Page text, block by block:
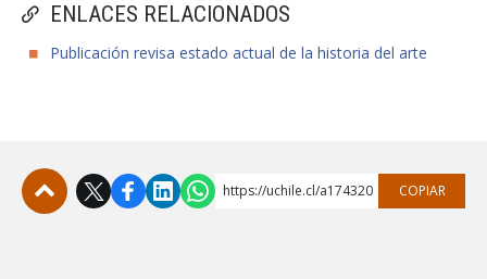
ENLACES RELACIONADOS
Publicación revisa estado actual de la historia del arte
https://uchile.cl/a174320 COPIAR